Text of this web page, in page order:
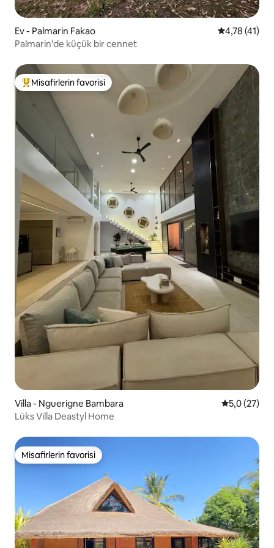
Ev - Palmarin Fakao 5 üzerinden
4,78 (41)
Palmarin'de küçük bir cennet
Misafirlerin favorilerinden en beğenilenler arasında
Misafirlerin favorisi
Villa - Nguerigne Bambara 5 üzerinden
5,0 (27)
Lüks Villa Deastyl Home
Misafirlerin favorisi
Misafirlerin favorisi